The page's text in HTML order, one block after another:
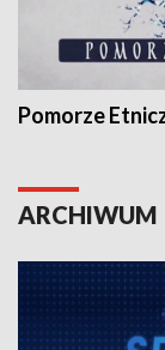
Pomorze
ARCHIWUM